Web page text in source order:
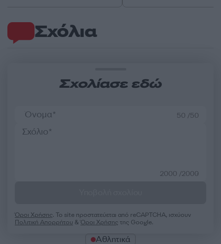
Σχόλια
Σχολίασε εδώ
50 /50
2000 /2000
Όροι Χρήσης. Το site προστατεύεται από reCAPTCHA, ισχύουν
Πολιτική Απορρήτου &Όροι Χρήσης της Google.
Αθλητικά